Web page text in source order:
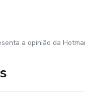
a opinião da